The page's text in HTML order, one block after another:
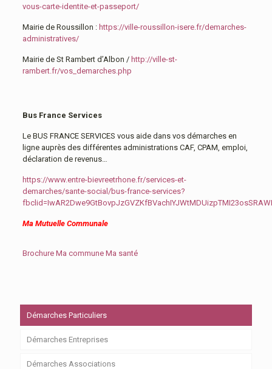
vous-carte-identite-et-passeport/
Mairie de Roussillon : https://ville-roussillon-isere.fr/demarches-
administratives/
Mairie de St Rambert d’Albon / http://ville-st-
rambert.fr/vos_demarches.php
Bus France Services
Le BUS FRANCE SERVICES vous aide dans vos démarches en
ligne auprès des différentes administrations CAF, CPAM, emploi,
déclaration de revenus…
https://www.entre-bievreetrhone.fr/services-et-
demarches/sante-social/bus-france-services?
Ma Mutuelle Communale
Brochure Ma commune Ma santé
Démarches Particuliers
Démarches Entreprises
Démarches Associations